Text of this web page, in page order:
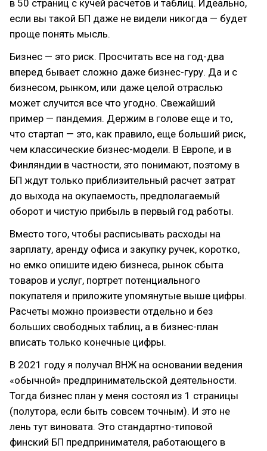
в 50 страниц с кучей расчетов и таблиц. Идеально,
если вы такой БП даже не видели никогда — будет
проще понять мысль.
Бизнес — это риск. Просчитать все на год-два
вперед бывает сложно даже бизнес-гуру. Да и с
бизнесом, рынком, или даже целой отраслью
может случится все что угодно. Свежайший
пример — пандемия. Держим в голове еще и то,
что стартап — это, как правило, еще больший риск,
чем классические бизнес-модели. В Европе, и в
Финляндии в частности, это понимают, поэтому в
БП ждут только приблизительный расчет затрат
до выхода на окупаемость, предполагаемый
оборот и чистую прибыль в первый год работы.
Вместо того, чтобы расписывать расходы на
зарплату, аренду офиса и закупку ручек, коротко,
но емко опишите идею бизнеса, рынок сбыта
товаров и услуг, портрет потенциального
покупателя и приложите упомянутые выше цифры.
Расчеты можно произвести отдельно и без
больших свободных таблиц, а в бизнес-план
вписать только конечные цифры.
В 2021 году я получал ВНЖ на основании ведения
«обычной» предпринимательской деятельности.
Тогда бизнес план у меня состоял из 1 страницы
(полутора, если быть совсем точным). И это не
лень тут виновата. Это стандартно-типовой
финский БП предпринимателя, работающего в